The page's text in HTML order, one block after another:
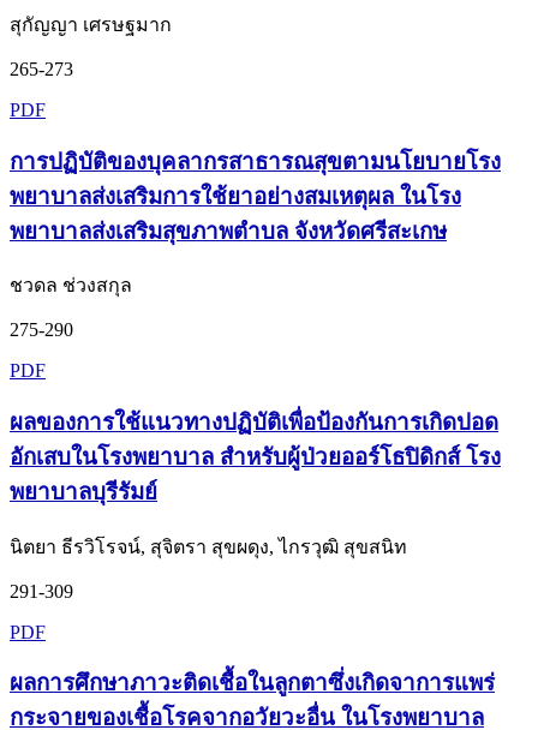
สุกัญญา เศรษฐมาก
265-273
PDF
การปฏิบัติของบุคลากรสาธารณสุขตามนโยบายโรง
พยาบาลส่งเสริมการใช้ยาอย่างสมเหตุผล ในโรง
พยาบาลส่งเสริมสุขภาพตำบล จังหวัดศรีสะเกษ
ชวดล ช่วงสกุล
275-290
PDF
ผลของการใช้แนวทางปฏิบัติเพื่อป้องกันการเกิดปอด
อักเสบในโรงพยาบาล สำหรับผู้ป่วยออร์โธปิดิกส์ โรง
พยาบาลบุรีรัมย์
นิตยา ธีรวิโรจน์, สุจิตรา สุขผดุง, ไกรวุฒิ สุขสนิท
291-309
PDF
ผลการศึกษาภาวะติดเชื้อในลูกตาซึ่งเกิดจาการแพร่
กระจายของเชื้อโรคจากอวัยวะอื่น ในโรงพยาบาล